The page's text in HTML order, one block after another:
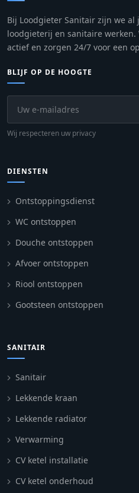
Bij Loodgieter Sanitair zijn we
loodgieterij en sanitaire
actief en zorgen 24/7 voor een
BLIJF OP DE HOOGTE
Wij respecteren uw privacy
DIENSTEN
Ontstoppingsdienst
WC ontstoppen
Douche ontstoppen
Afvoer ontstoppen
Riool ontstoppen
Gootsteen ontstoppen
SANITAIR
Sanitair
Lekkende kraan
Lekkende radiator
Verwarming
CV ketel installatie
CV ketel onderhoud